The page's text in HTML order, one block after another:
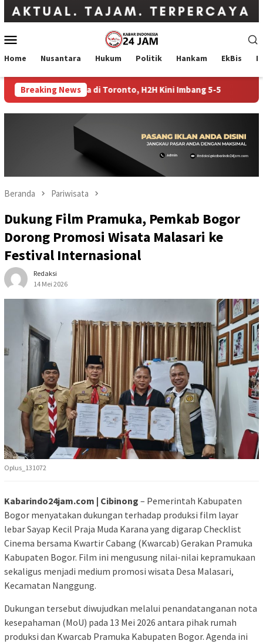
Loncat
Mobile
Home Nusantara Hukum Politik Hankam EkBis
Breaking News
Sabalenka di Toronto, H2H Kini Imbang 5-5
Beranda Pariwisata
Dukung Film Pramuka, Pemkab Bogor
Dorong Promosi Wisata Malasari ke
Festival Internasional
Redaksi
14 Mei 2026
Oplus_131072
Kabarindo24jam.com | Cibinong – Pemerintah Kabupaten
Bogor menyatakan dukungan terhadap produksi film layar
lebar Sayap Kecil Praja Muda Karana yang digarap Checklist
Cinema bersama Kwartir Cabang (Kwarcab) Gerakan Pramuka
Kabupaten Bogor. Film ini mengusung nilai-nilai kepramukaan
sekaligus menjadi medium promosi wisata Desa Malasari,
Kecamatan Nanggung.
Dukungan tersebut diwujudkan melalui penandatanganan nota
kesepahaman (MoU) pada 13 Mei 2026 antara pihak rumah
produksi dan Kwarcab Pramuka Kabupaten Bogor. Agenda ini